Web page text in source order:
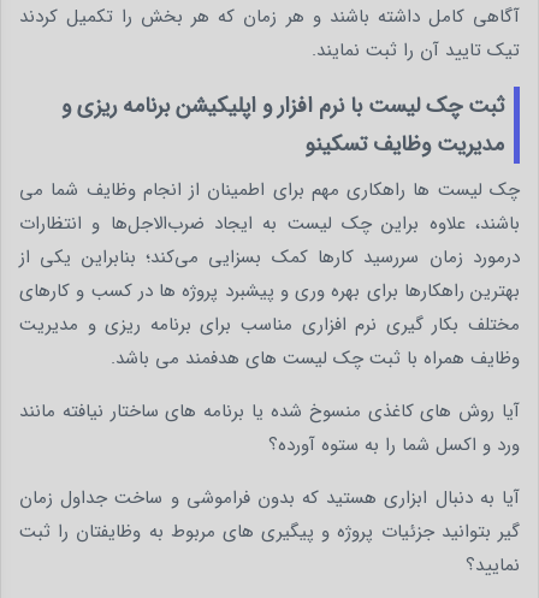
آگاهی کامل داشته باشند و هر زمان که هر بخش را تکمیل کردند
تیک تایید آن را ثبت نمایند.
ثبت چک لیست با نرم افزار و اپلیکیشن برنامه ریزی و
مدیریت وظایف تسکینو
چک لیست ها راهکاری مهم برای اطمینان از انجام وظایف شما می
باشند، علاوه براین چک لیست به ایجاد ضرب‌الاجل‌ها و انتظارات
درمورد زمان سررسید کارها کمک بسزایی می‌کند؛ بنابراین یکی از
بهترین راهکارها برای بهره وری و پیشبرد پروژه ها در کسب و کارهای
مختلف بکار گیری نرم افزاری مناسب برای برنامه ریزی و مدیریت
وظایف همراه با ثبت چک لیست های هدفمند می باشد.
آیا روش های کاغذی منسوخ شده یا برنامه های ساختار نیافته مانند
ورد و اکسل شما را به ستوه آورده؟
آیا به دنبال ابزاری هستید که بدون فراموشی و ساخت جداول زمان
گیر بتوانید جزئیات پروژه و پیگیری های مربوط به وظایفتان را ثبت
نمایید؟